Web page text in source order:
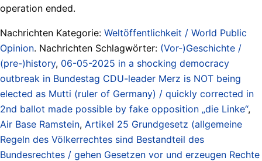
operation ended.
Nachrichten Kategorie: Weltöffentlichkeit / World Public
Opinion. Nachrichten Schlagwörter: (Vor-)Geschichte /
(pre-)history, 06-05-2025 in a shocking democracy
outbreak in Bundestag CDU-leader Merz is NOT being
elected as Mutti (ruler of Germany) / quickly corrected in
2nd ballot made possible by fake opposition „die Linke“,
Air Base Ramstein, Artikel 25 Grundgesetz (allgemeine
Regeln des Völkerrechtes sind Bestandteil des
Bundesrechtes / gehen Gesetzen vor und erzeugen Rechte